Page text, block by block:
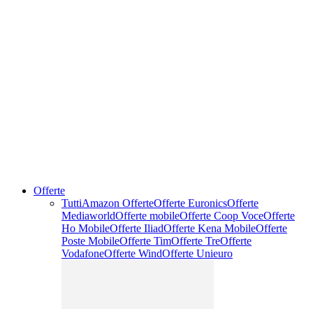
Offerte
TuttiAmazon OfferteOfferte EuronicsOfferte
MediaworldOfferte mobileOfferte Coop VoceOfferte
Ho MobileOfferte IliadOfferte Kena MobileOfferte
Poste MobileOfferte TimOfferte TreOfferte
VodafoneOfferte WindOfferte Unieuro